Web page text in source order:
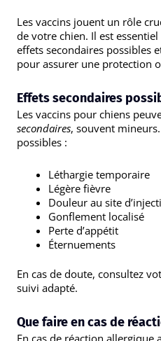
Les vaccins jouent un rôle
de votre chien. Il est
effets secondaires possibles
pour assurer une protection
Effets secondaires
Les vaccins pour chiens
secondaires, souvent
possibles :
Léthargie temporaire
Légère fièvre
Douleur au site
Gonflement localisé
Perte d’appétit
Éternuements
En cas de doute, consultez
suivi adapté.
Que faire en cas de
En cas de réaction allergique